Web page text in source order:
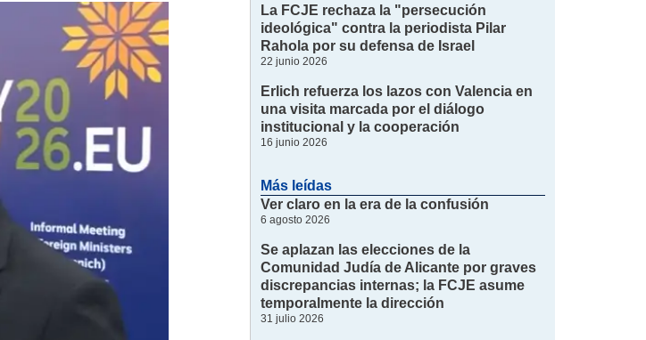
La FCJE rechaza la "persecución
ideológica" contra la periodista Pilar
Rahola por su defensa de Israel
22 junio 2026
Erlich refuerza los lazos con Valencia en
una visita marcada por el diálogo
institucional y la cooperación
16 junio 2026
Más leídas
Ver claro en la era de la confusión
6 agosto 2026
Se aplazan las elecciones de la
Comunidad Judía de Alicante por graves
discrepancias internas; la FCJE asume
temporalmente la dirección
31 julio 2026